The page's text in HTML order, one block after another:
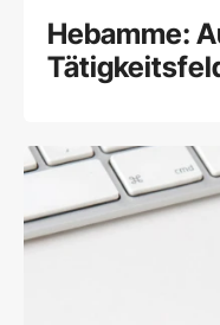
Hebamme: